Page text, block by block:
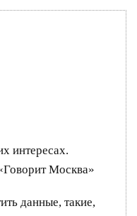
интересах.
Москва»
данные, такие,